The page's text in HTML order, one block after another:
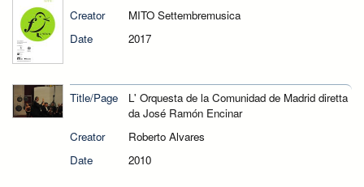
Creator
MITO Settembremusica
Date
2017
Title/Page
L' Orquesta de la Comunidad de Madrid diretta
da José Ramón Encinar
Creator
Roberto Alvares
Date
2010